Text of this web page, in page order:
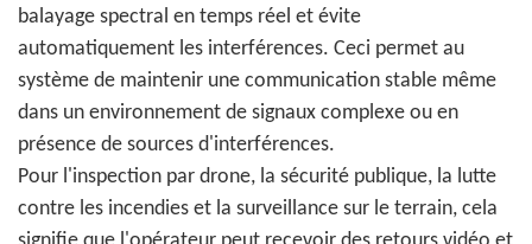
balayage spectral en temps réel et évite
automatiquement les interférences. Ceci permet au
système de maintenir une communication stable même
dans un environnement de signaux complexe ou en
présence de sources d'interférences.
Pour l'inspection par drone, la sécurité publique, la lutte
contre les incendies et la surveillance sur le terrain, cela